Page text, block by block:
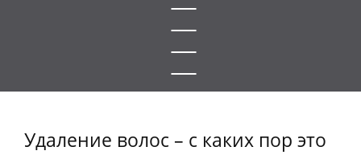
Удаление волос – с каких пор это